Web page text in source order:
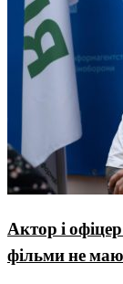
Актор і
фільми не